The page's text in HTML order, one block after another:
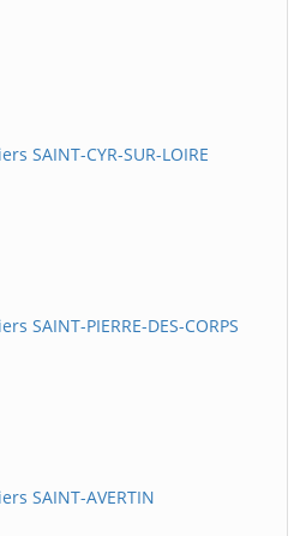
SAINT-CYR-SUR-LOIRE
SAINT-PIERRE-DES-CORPS
SAINT-AVERTIN